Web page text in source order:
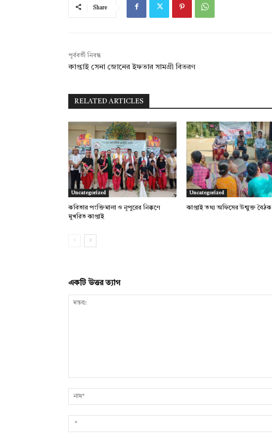
Share
পূর্ববর্তী নিবন্ধ
কাপ্তাই সেনা জোনের ইফতার সামগ্রী বিতরণ
RELATED ARTICLES
Uncategorized
কবিতার পংক্তিমালা ও নূপুরের নিক্কণে
মুখরিত কাপ্তাই
Uncategorized
কাপ্তাই তথ্য অফিসের উন্মুক্ত বৈঠক
একটি উত্তর ত্যাগ